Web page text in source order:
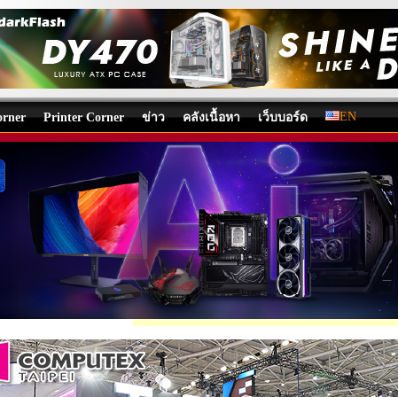
Printer Corner ข่าว คลังเนื้อหา เว็บบอร์ด EN
COMPUTEX 2025
โดย:Nongkoo OverclockTeam, 24/05/2025 08:41, 681 views /
Share Tweet